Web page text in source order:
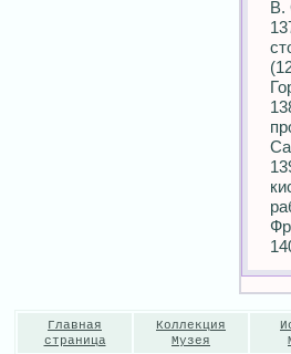
В.
Главная
страница
Коллекция
Музея